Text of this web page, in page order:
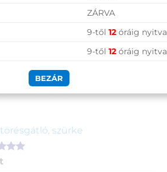
termékek
törésgátló, szürke
ZÁRVA
9-től 12óráig nyitva
9-től 12óráig nyitva
BEZÁR